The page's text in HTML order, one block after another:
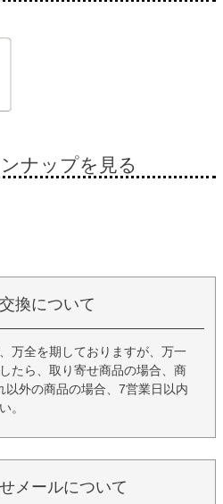
ナップを見る
換について
万全を期しておりますが、万一
たら、取り寄せ商品の場合、商
外の商品の場合、7営業日以内
。
メールについて